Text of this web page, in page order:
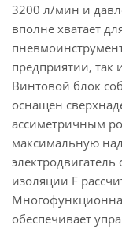
3200 л/мин и
вполне хватает
предприятии, так
Винтовой блок
оснащен
ассиметричным
максимальную
изоляции F
обеспечивает